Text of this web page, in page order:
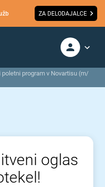
ZA DELODAJALCE
program v Novartisu (m/
oglas